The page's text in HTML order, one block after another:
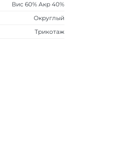
Вис 60% Акр 40%
Округлый
Трикотаж